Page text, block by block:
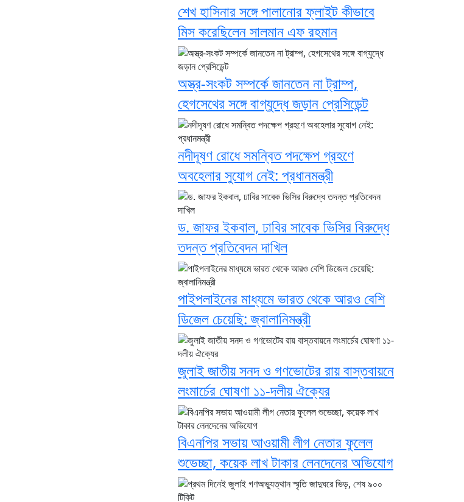
শেখ হাসিনার সঙ্গে পালানোর ফ্লাইট কীভাবে
মিস করেছিলেন সালমান এফ রহমান
অস্ত্র-সংকট সম্পর্কে জানতেন না ট্রাম্প,
হেগসেথের সঙ্গে বাগ্‌যুদ্ধে জড়ান প্রেসিডেন্ট
নদীদূষণ রোধে সমন্বিত পদক্ষেপ গ্রহণে
অবহেলার সুযোগ নেই: প্রধানমন্ত্রী
ড. জাফর ইকবাল, ঢাবির সাবেক ভিসির বিরুদ্ধে
তদন্ত প্রতিবেদন দাখিল
পাইপলাইনের মাধ্যমে ভারত থেকে আরও বেশি
ডিজেল চেয়েছি: জ্বালানিমন্ত্রী
জুলাই জাতীয় সনদ ও গণভোটের রায় বাস্তবায়নে
লংমার্চের ঘোষণা ১১-দলীয় ঐক্যের
বিএনপির সভায় আওয়ামী লীগ নেতার ফুলেল
শুভেচ্ছা, কয়েক লাখ টাকার লেনদেনের অভিযোগ